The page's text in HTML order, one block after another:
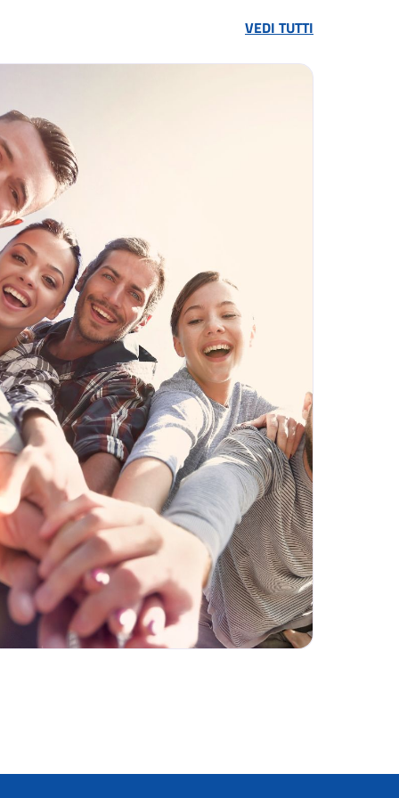
VEDI TUTTI
ESSERE LA SCELTA GIUSTA. SCOPRI QUANTO
SI STUDIA AL LICEO DELLE SCIENZE UMANE? SE HAI UNA